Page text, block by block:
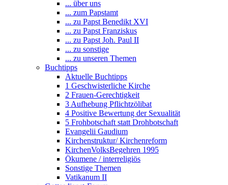
... über uns
... zum Papstamt
... zu Papst Benedikt XVI
... zu Papst Franziskus
... zu Papst Joh. Paul II
... zu sonstige
... zu unseren Themen
Buchtipps
Aktuelle Buchtipps
1 Geschwisterliche Kirche
2 Frauen-Gerechtigkeit
3 Aufhebung Pflichtzölibat
4 Positive Bewertung der Sexualität
5 Frohbotschaft statt Drohbotschaft
Evangelii Gaudium
Kirchenstruktur/ Kirchenreform
KirchenVolksBegehren 1995
Ökumene / interreligiös
Sonstige Themen
Vatikanum II